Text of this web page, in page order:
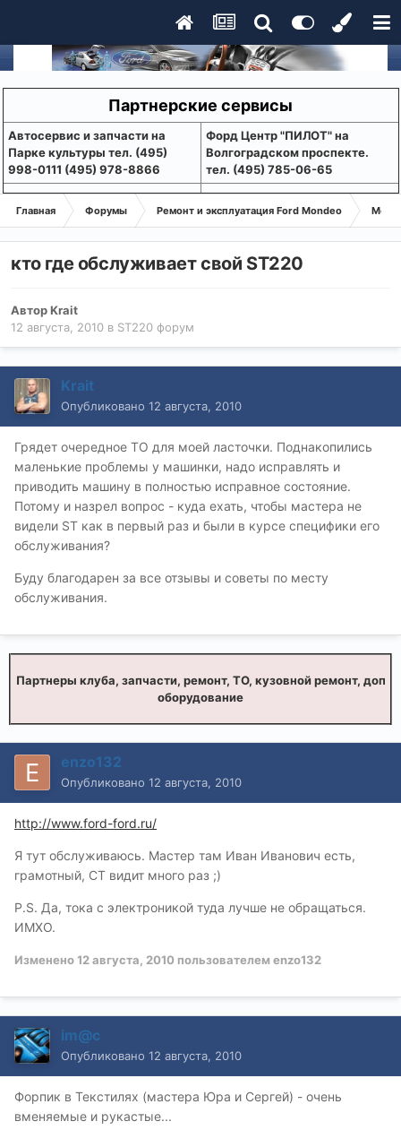
Партнерские сервисы
Aвтосервис и запчасти на
Парке культуры тел. (495)
998-0111 (495) 978-8866
Форд Центр "ПИЛОТ" на
Волгоградском проспекте.
тел. (495) 785-06-65
Главная Форумы Ремонт и эксплуатация Ford Mondeo
кто где обслуживает свой ST220
АвторKrait
12 августа, 2010 в ST220 форум
Krait
Опубликовано 12 августа, 2010
Грядет очередное ТО для моей ласточки. Поднакопились
маленькие проблемы у машинки, надо исправлять и
приводить машину в полностью исправное состояние.
Потому и назрел вопрос - куда ехать, чтобы мастера не
видели ST как в первый раз и были в курсе специфики его
обслуживания?
Буду благодарен за все отзывы и советы по месту
обслуживания.
Партнеры клуба, запчасти, ремонт, ТО, кузовной ремонт, доп
оборудование
enzo132
Опубликовано 12 августа, 2010
http://www.ford-ford.ru/
Я тут обслуживаюсь. Мастер там Иван Иванович есть,
грамотный, СТ видит много раз ;)
P.S. Да, тока с электроникой туда лучше не обращаться.
ИМХО.
Изменено12 августа, 2010 пользователем enzo132
im@c
Опубликовано 12 августа, 2010
Форпик в Текстилях (мастера Юра и Сергей) - очень
вменяемые и рукастые...